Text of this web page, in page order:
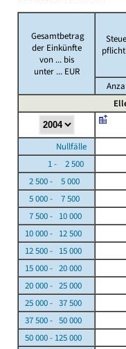
Gesamtbetrag
der Einkünfte
von ... bis
unter ... EUR
Nullfälle
1 - 2 500
2 500 - 5 000
5 000 - 7 500
7 500 - 10 000
10 000 - 12 500
12 500 - 15 000
15 000 - 20 000
20 000 - 25 000
25 000 - 37 500
37 500 - 50 000
50 000 - 125 000